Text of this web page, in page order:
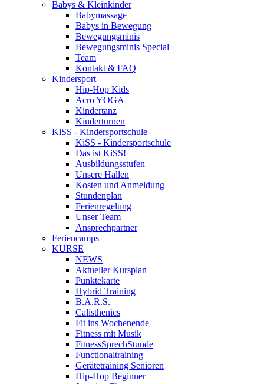
Babys & Kleinkinder
Babymassage
Babys in Bewegung
Bewegungsminis
Bewegungsminis Special
Team
Kontakt & FAQ
Kindersport
Hip-Hop Kids
Acro YOGA
Kindertanz
Kinderturnen
KiSS - Kindersportschule
KiSS - Kindersportschule
Das ist KiSS!
Ausbildungsstufen
Unsere Hallen
Kosten und Anmeldung
Stundenplan
Ferienregelung
Unser Team
Ansprechpartner
Feriencamps
KURSE
NEWS
Aktueller Kursplan
Punktekarte
Hybrid Training
B.A.R.S.
Calisthenics
Fit ins Wochenende
Fitness mit Musik
FitnessSprechStunde
Functionaltraining
Gerätetraining Senioren
Hip-Hop Beginner